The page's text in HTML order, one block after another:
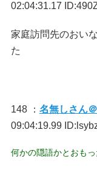
02:04:31.17
家庭訪問先のおい
た
148 ： 名無しさん
09:04:19.99
何かの隠語かとおも